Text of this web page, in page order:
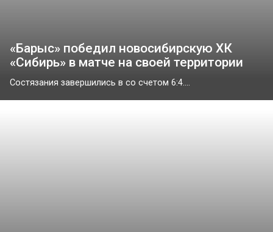
«Барыс» победил новосибирскую ХК
«Сибирь» в матче на своей территории
Состязания завершились в со счетом 6:4....